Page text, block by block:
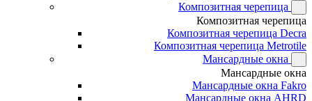
Композитная черепица
Композитная черепица
Композитная черепица Decra
Композитная черепица Metrotile
Мансардные окна
Мансардные окна
Мансардные окна Fakro
Мансардные окна AHRD